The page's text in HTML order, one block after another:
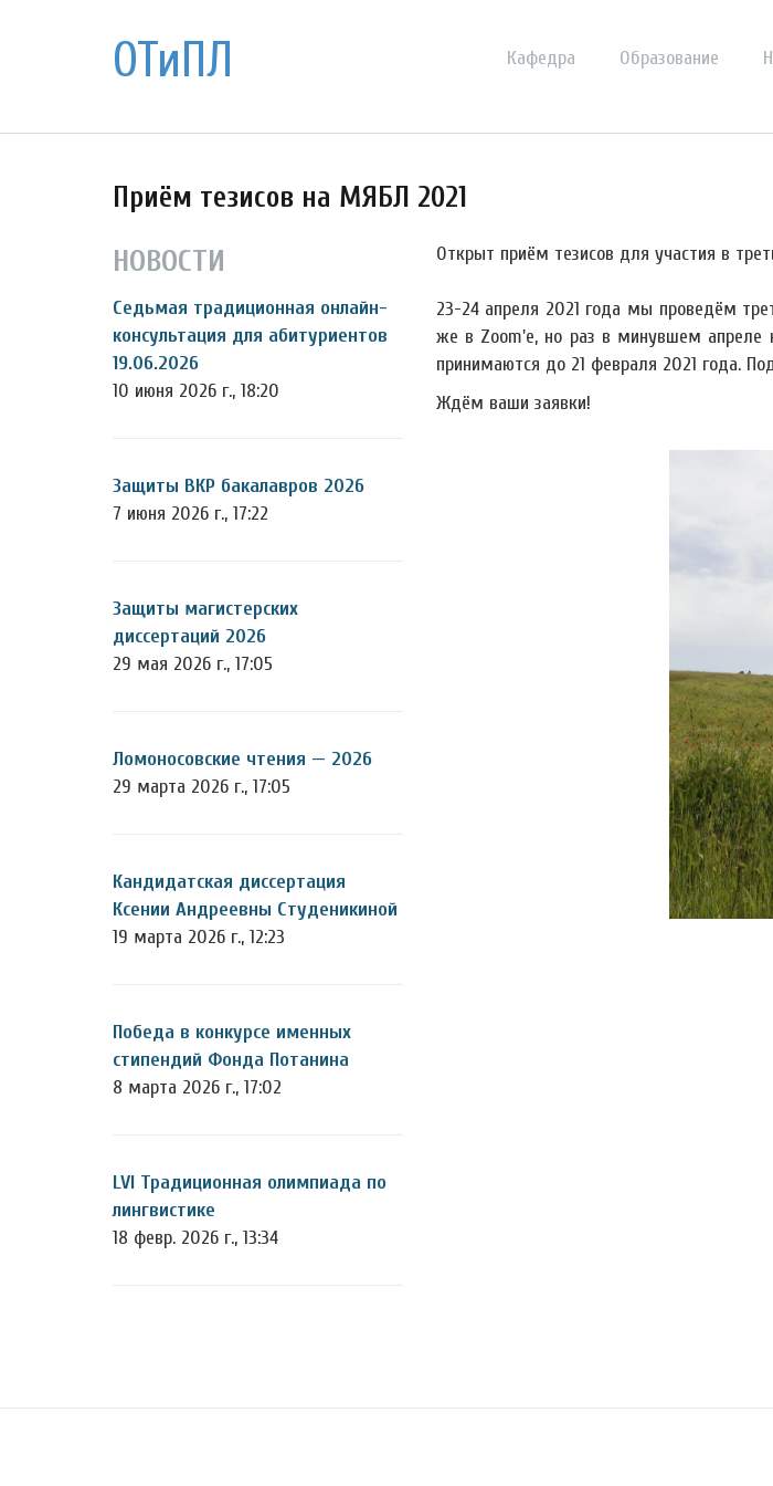
ОТиПЛ Кафедра Образование
Приём тезисов на МЯБЛ 2021
НОВОСТИ
Седьмая традиционная онлайн-
консультация для абитуриентов
19.06.2026
10 июня 2026 г., 18:20
Защиты ВКР бакалавров 2026
7 июня 2026 г., 17:22
Защиты магистерских
диссертаций 2026
29 мая 2026 г., 17:05
Ломоносовские чтения — 2026
29 марта 2026 г., 17:05
Кандидатская диссертация
Ксении Андреевны Студеникиной
19 марта 2026 г., 12:23
Победа в конкурсе именных
стипендий Фонда Потанина
8 марта 2026 г., 17:02
LVI Традиционная олимпиада по
лингвистике
18 февр. 2026 г., 13:34
Открыт приём тезисов для участия в
23-24 апреля 2021 года мы проведём
же в Zoom'е, но раз в минувшем
принимаются до 21 февраля 2021 года.
Ждём ваши заявки!